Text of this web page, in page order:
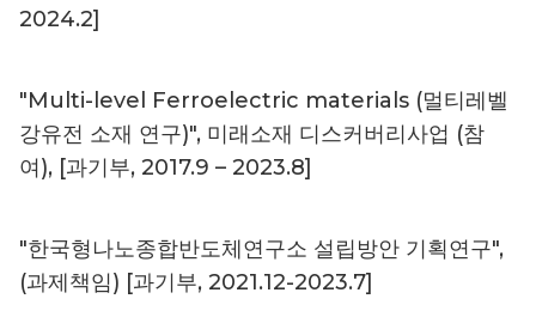
2024.2]
"Multi-level Ferroelectric materials (멀티레벨
강유전 소재 연구)", 미래소재 디스커버리사업 (참
여), [과기부, 2017.9 – 2023.8]
"한국형나노종합반도체연구소 설립방안 기획연구",
(과제책임) [과기부, 2021.12-2023.7]